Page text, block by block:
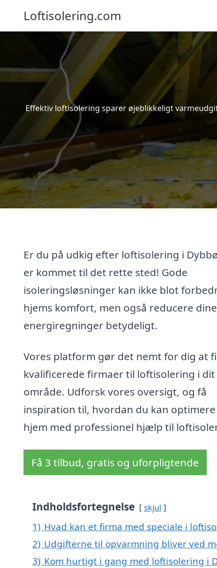
Loftisolering.com
Effektiv loftisolering sparer øjeblikkeligt
Er du på udkig efter loftisolering i
er kommet til det rette sted! Gode
isoleringsløsninger kan ikke blot
hjems komfort, men også reducere dine
energiregninger betydeligt.
Vores platform gør det nemt for dig at
kvalificerede firmaer til loftisolering i dit
område. Udforsk vores oversigt, og få
inspiration til, hvordan du kan
hjem med professionel hjælp til
Få 3 tilbud, gratis og uforpligtende
Indholdsfortegnelse skjul
1) Hvad kan et firma med speciale i
2) Udgifterne til opvarmning bliver ved
3) Kom hurtigt i gang med loftisolering i